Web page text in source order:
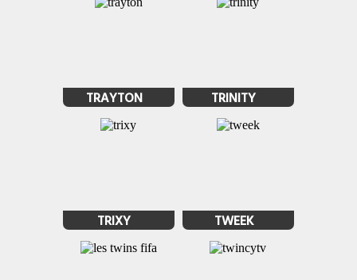
TRAYTON TRINITY
TRIXY TWEEK